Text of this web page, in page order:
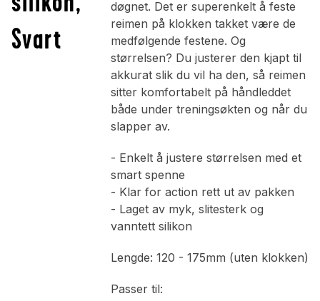
Svart
døgnet. Det er superenkelt å feste
reimen på klokken takket være de
medfølgende festene. Og
størrelsen? Du justerer den kjapt til
akkurat slik du vil ha den, så reimen
sitter komfortabelt på håndleddet
både under treningsøkten og når du
slapper av.
- Enkelt å justere størrelsen med et
smart spenne
- Klar for action rett ut av pakken
- Laget av myk, slitesterk og
vanntett silikon
Lengde: 120 - 175mm (uten klokken)
Passer til: